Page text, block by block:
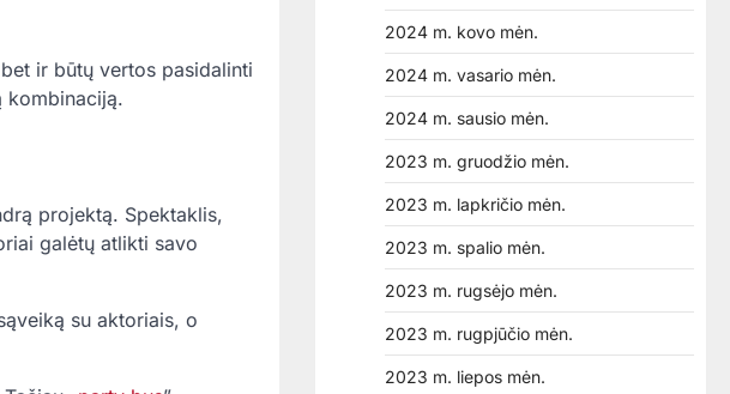
ir būtų vertos pasidalinti
kombinaciją.
projektą. Spektaklis,
galėtų atlikti savo
su aktoriais, o
2024 m. kovo mėn.
2024 m. vasario mėn.
2024 m. sausio mėn.
2023 m. gruodžio mėn.
2023 m. lapkričio mėn.
2023 m. spalio mėn.
2023 m. rugsėjo mėn.
2023 m. rugpjūčio mėn.
2023 m. liepos mėn.